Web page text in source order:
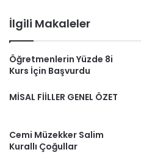
İlgili Makaleler
Öğretmenlerin Yüzde 8i
Kurs İçin Başvurdu
MİSAL FİİLLER GENEL ÖZET
Cemi Müzekker Salim
Kurallı Çoğullar